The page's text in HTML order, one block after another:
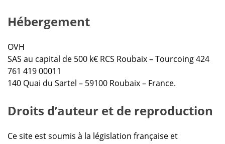
Hébergement
OVH
SAS au capital de 500 k€ RCS Roubaix – Tourcoing 424
761 419 00011
140 Quai du Sartel – 59100 Roubaix – France.
Droits d’auteur et de reproduction
Ce site est soumis à la législation française et